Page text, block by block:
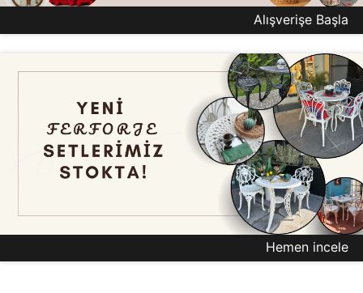
Alışverişe Başla
Hemen incele